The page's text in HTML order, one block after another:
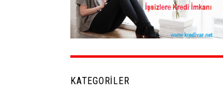
KATEGORILER